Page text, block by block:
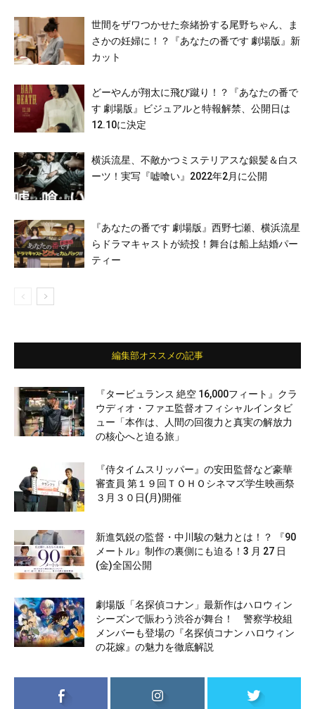
世間をザワつかせた奈緒扮する尾野ちゃん、ま
さかの妊婦に！？『あなたの番です 劇場版』新
カット
どーやんが翔太に飛び蹴り！？『あなたの番で
す 劇場版』ビジュアルと特報解禁、公開日は
12.10に決定
横浜流星、不敵かつミステリアスな銀髪＆白ス
ーツ！実写『嘘喰い』2022年2月に公開
『あなたの番です 劇場版』西野七瀬、横浜流星
らドラマキャストが続投！舞台は船上結婚パー
ティー
編集部オススメの記事
『タービュランス 絶空 16,000フィート』クラ
ウディオ・ファエ監督オフィシャルインタビ
ュー「本作は、人間の回復力と真実の解放力
の核心へと迫る旅」
『侍タイムスリッパー』の安田監督など豪華
審査員 第１９回ＴＯＨＯシネマズ学生映画祭
３月３０日(月)開催
新進気鋭の監督・中川駿の魅力とは！？ 『90
メートル』制作の裏側にも迫る！3 月 27 日
(金)全国公開
劇場版「名探偵コナン」最新作はハロウィン
シーズンで賑わう渋谷が舞台！ 警察学校組
メンバーも登場の『名探偵コナン ハロウィン
の花嫁』の魅力を徹底解説